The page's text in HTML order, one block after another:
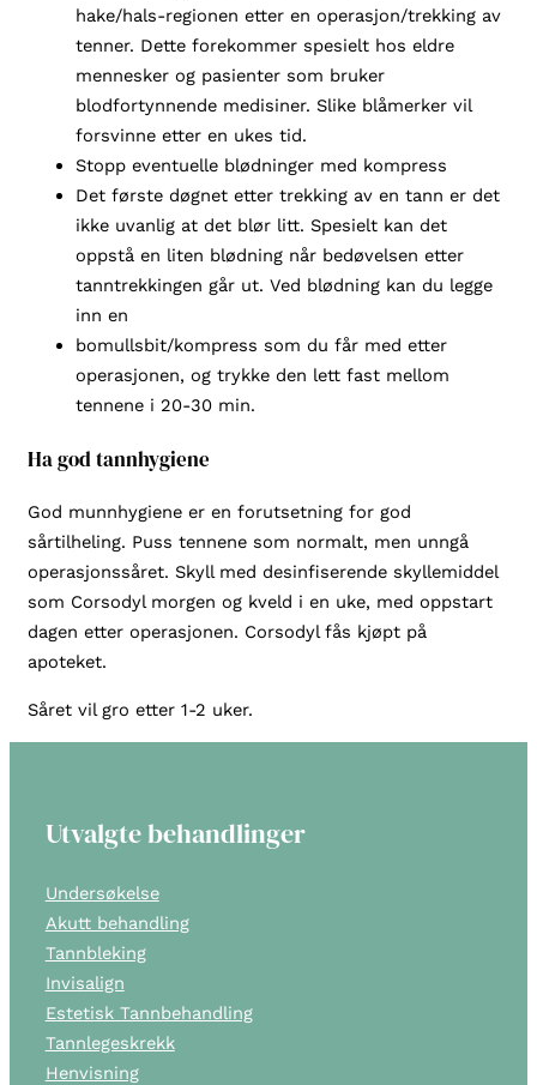
hake/hals-regionen etter en operasjon/trekking av
tenner. Dette forekommer spesielt hos eldre
mennesker og pasienter som bruker
blodfortynnende medisiner. Slike blåmerker vil
forsvinne etter en ukes tid.
Stopp eventuelle blødninger med kompress
Det første døgnet etter trekking av en tann er det
ikke uvanlig at det blør litt. Spesielt kan det
oppstå en liten blødning når bedøvelsen etter
tanntrekkingen går ut. Ved blødning kan du legge
inn en
bomullsbit/kompress som du får med etter
operasjonen, og trykke den lett fast mellom
tennene i 20-30 min.
Ha god tannhygiene
God munnhygiene er en forutsetning for god
sårtilheling. Puss tennene som normalt, men unngå
operasjonssåret. Skyll med desinfiserende skyllemiddel
som Corsodyl morgen og kveld i en uke, med oppstart
dagen etter operasjonen. Corsodyl fås kjøpt på
apoteket.
Såret vil gro etter 1-2 uker.
Utvalgte behandlinger
Undersøkelse
Akutt behandling
Tannbleking
Invisalign
Estetisk Tannbehandling
Tannlegeskrekk
Henvisning